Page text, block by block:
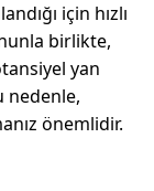
için hızlı
birlikte,
yan
nedenle,
önemlidir.